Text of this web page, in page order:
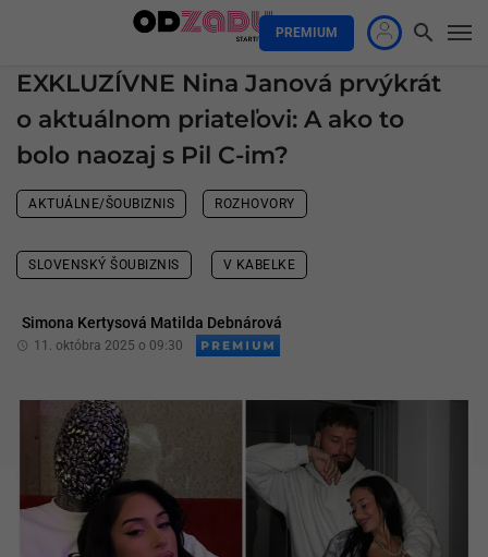
PREMIUM
EXKLUZÍVNE Nina Janová prvýkrát
o aktuálnom priateľovi: A ako to
bolo naozaj s Pil C-im?
AKTUÁLNE/ŠOUBIZNIS ROZHOVORY
SLOVENSKÝ ŠOUBIZNIS V KABELKE
Simona Kertysová Matilda Debnárová
11. októbra 2025 o 09:30